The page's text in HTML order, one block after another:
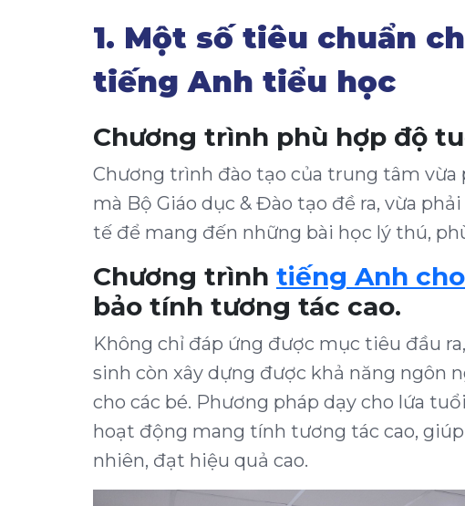
1. Một số tiêu chuẩn
tiếng Anh tiểu học
Chương trình phù hợp độ
Chương trình đào tạo của trung tâm
mà Bộ Giáo dục & Đào tạo đề ra, vừa
tế để mang đến những bài học lý thú,
Chương trình tiếng Anh
bảo tính tương tác cao.
Không chỉ đáp ứng được mục tiêu đầu
sinh còn xây dựng được khả năng ngôn
cho các bé. Phương pháp dạy cho lứa
hoạt động mang tính tương tác cao,
nhiên, đạt hiệu quả cao.